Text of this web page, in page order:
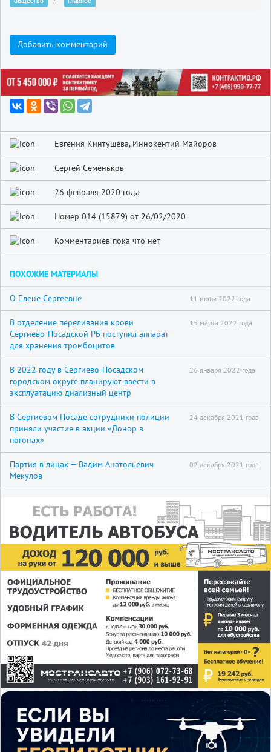
Добавить комментарий
Евгения Кинтушева, Иннокентий Майоров
Сергей Семеньков
26 февраля 2020 года
Номер 014 (15879) от 26/02/2020
Комментариев пока что нет
ПОХОЖИЕ МАТЕРИАЛЫ
О Елене Сергеевне 11 июня 2022 года
В отделение переливания крови
Сергиево-Посадской РБ поступил аппарат
для хранения тромбоцитов
15 марта 2022 года
В 2022 году в Сергиево-Посадском
городском округе планируют ввести в
эксплуатацию диализный центр
26 января 2022 года
В Сергиевом Посаде сотрудники полиции
приняли участие в акции «Донор в
погонах»
24 декабря 2021 года
Партия в лицах — Вадим Анатольевич
Мекулов
02 декабря 2021 года